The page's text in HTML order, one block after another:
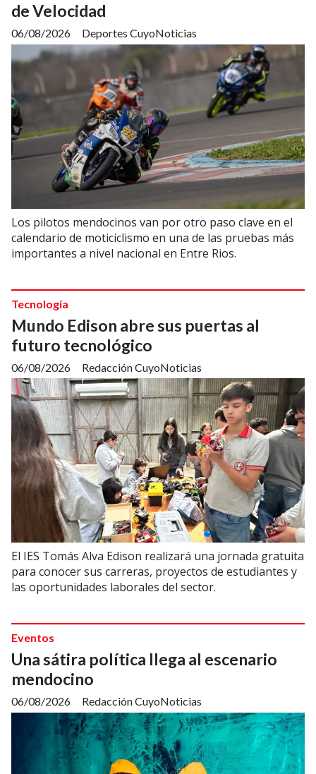
de Velocidad
Deportes CuyoNoticias
06/08/2026
Los pilotos mendocinos van por otro paso clave en el
calendario de moticiclismo en una de las pruebas más
importantes a nivel nacional en Entre Rios.
Mundo Edison abre sus puertas al
futuro tecnológico
Redacción CuyoNoticias
Tecnología
06/08/2026
El IES Tomás Alva Edison realizará una jornada gratuita
para conocer sus carreras, proyectos de estudiantes y
las oportunidades laborales del sector.
Una sátira política llega al escenario
mendocino
Redacción CuyoNoticias
Eventos
06/08/2026